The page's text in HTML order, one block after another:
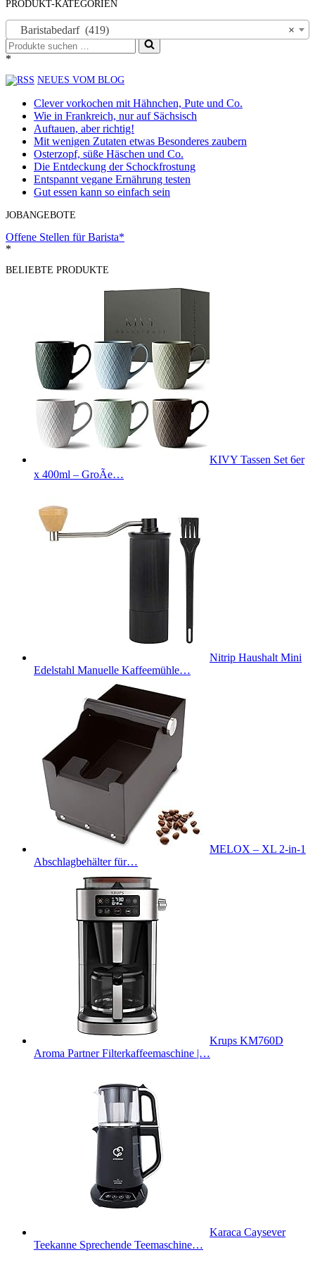
PRODUKT-KATEGORIEN
×
Baristabedarf (419)
Suchen
nach …
*
NEUES VOM BLOG
Clever vorkochen mit Hähnchen, Pute und Co.
Wie in Frankreich, nur auf Sächsisch
Auftauen, aber richtig!
Mit wenigen Zutaten etwas Besonderes zaubern
Osterzopf, süße Häschen und Co.
Die Entdeckung der Schockfrostung
Entspannt vegane Ernährung testen
Gut essen kann so einfach sein
JOBANGEBOTE
Offene Stellen für Barista*
*
BELIEBTE PRODUKTE
KIVY Tassen Set 6er
x 400ml – GroÃe…
Nitrip Haushalt Mini
Edelstahl Manuelle Kaffeemühle…
MELOX – XL 2-in-1
Abschlagbehälter für…
Krups KM760D
Aroma Partner Filterkaffeemaschine |…
Karaca Caysever
Teekanne Sprechende Teemaschine…